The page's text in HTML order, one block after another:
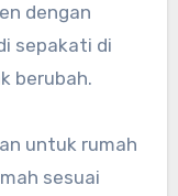
dengan
sepakati di
berubah.
untuk rumah
sesuai